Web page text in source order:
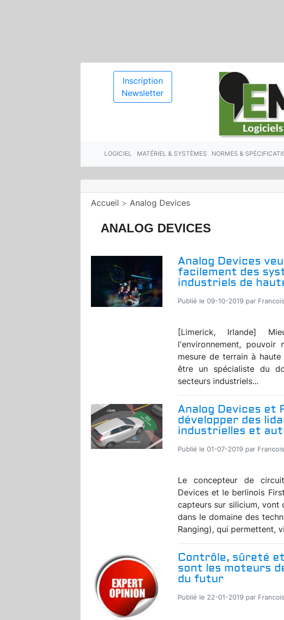
Inscription
Newsletter
LOGICIEL MATÉRIEL & SYSTÈMES NORMES &
Accueil > Analog Devices
ANALOG DEVICES
Analog Devices
facilement des
industriels de
Publié le 09-10-2019 par
[Limerick, Irlande]
l'environnement,
mesure de terrain à
être un spécialiste du
secteurs industriels...
Analog Devices et
développer des
industrielles et
Publié le 01-07-2019 par
Le concepteur de
Devices et le berlinois
capteurs sur silicium,
dans le domaine des
Ranging), qui permettent,
Contrôle, sûreté
sont les moteurs
du futur
Publié le 22-01-2019 par